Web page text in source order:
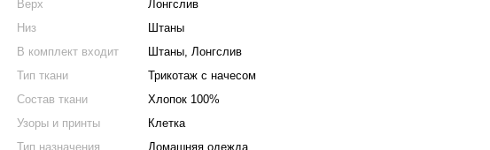
Верх
Лонгслив
Низ
Штаны
В комплект входит
Штаны, Лонгслив
Тип ткани
Трикотаж с начесом
Состав ткани
Хлопок 100%
Узоры и принты
Клетка
Тип назначения
Домашняя одежда